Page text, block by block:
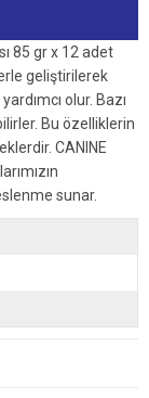
85 gr x 12 adet
geliştirilerek
olur. Bazı
Bu özelliklerin
CANINE
sunar.